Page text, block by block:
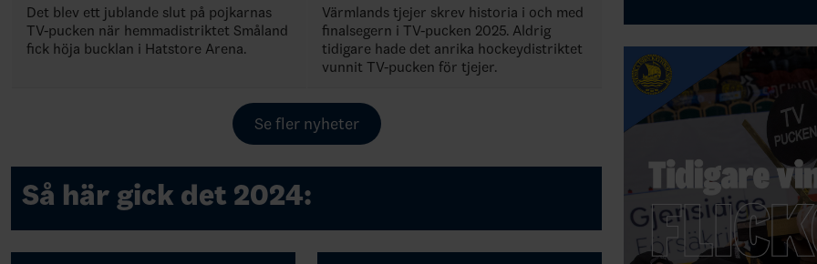
Det blev ett jublande slut på pojkarnas
TV-pucken när hemmadistriktet Småland
fick höja bucklan i Hatstore Arena.
Värmlands tjejer skrev historia i och med
finalsegern i TV-pucken 2025. Aldrig
tidigare hade det anrika hockeydistriktet
vunnit TV-pucken för tjejer.
Se fler nyheter
Så här gick det 2024: